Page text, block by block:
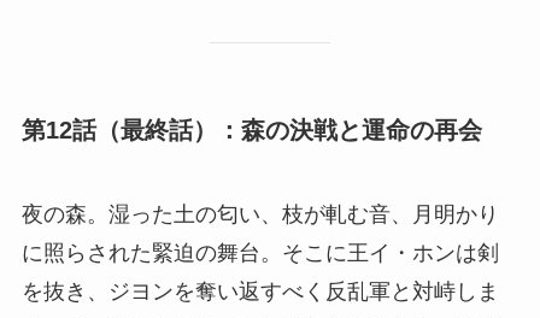
第12話（最終話）：森の決戦と運命の再会
夜の森。湿った土の匂い、枝が軋む音、月明かり
に照らされた緊迫の舞台。そこに王イ・ホンは剣
を抜き、ジヨンを奪い返すべく反乱軍と対峙しま